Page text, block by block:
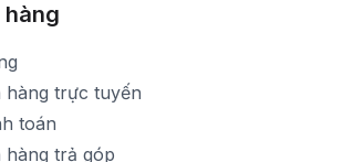
hàng
hàng trực tuyến
toán
hàng trả góp